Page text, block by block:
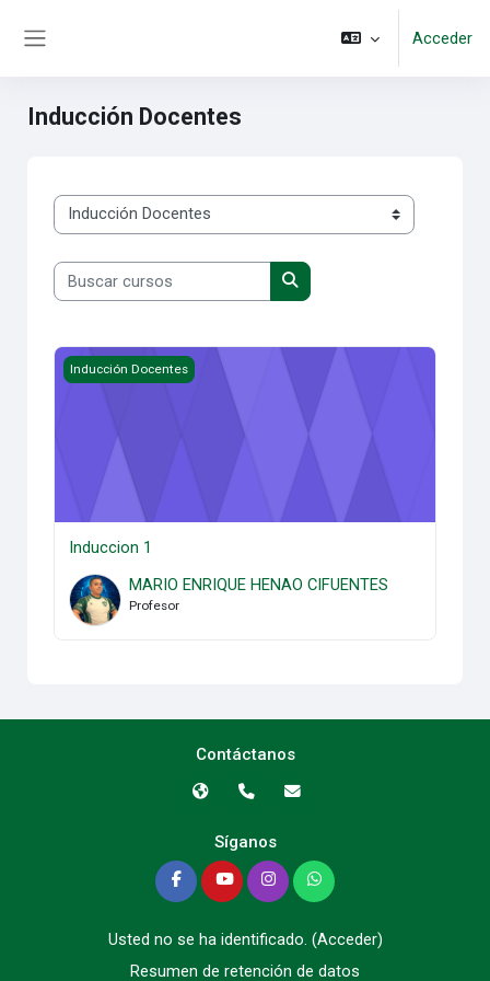
Acceder
Inducción Docentes
Categorías
Buscar cursos
Buscar cursos
Induccion 1
Inducción Docentes
Induccion 1
MARIO ENRIQUE HENAO CIFUENTES
Profesor
Contáctanos
Síganos
Usted no se ha identificado. (Acceder)
Resumen de retención de datos